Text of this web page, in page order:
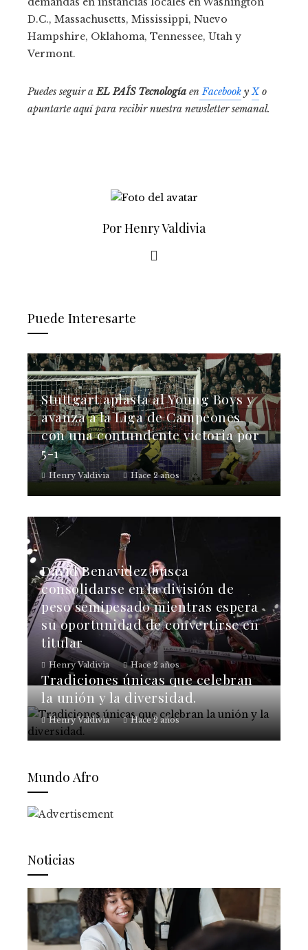
D.C., Massachusetts, Mississippi, Nuevo
Hampshire, Oklahoma, Tennessee, Utah y
Vermont.
Puedes seguir aEL PAÍS Tecnología en Facebook yXo
apuntarte aquí para recibir nuestra newsletter semanal.
Por Henry Valdivia
Puede Interesarte
Stuttgart aplasta al Young Boys y
avanza a la Liga de Campeones
con una contundente victoria por
5-1
Henry Valdivia Hace 2 años
David Benavidez busca
consolidarse en la división de
peso semipesado mientras espera
su oportunidad de convertirse en
titular
Henry Valdivia Hace 2 años
Tradiciones únicas que celebran
la unión y la diversidad.
Henry Valdivia Hace 2 años
Mundo Afro
Noticias